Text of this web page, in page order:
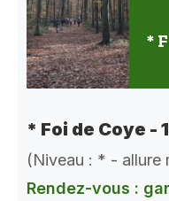
*
* Foi de Coye -
(Niveau : * - allure
Rendez-vous :